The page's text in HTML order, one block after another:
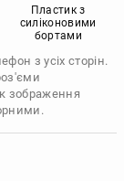
Пластик з
силіконовими
бортами
з усіх сторін.
зображення